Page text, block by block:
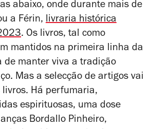
abaixo, onde durante mais de
a Férin, livraria histórica
. Os livros, tal como
mantidos na primeira linha da
de manter viva a tradição
Mas a selecção de artigos vai
livros. Há perfumaria,
espirituosas, uma dose
Bordallo Pinheiro,